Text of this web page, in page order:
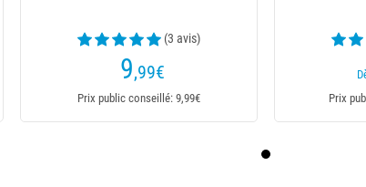
(3 avis)
9,99€
Prix public conseillé: 9,99€ Prix